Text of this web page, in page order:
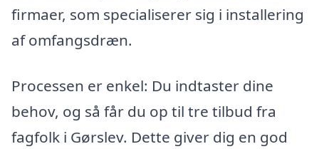
firmaer, som specialiserer sig i installering
af omfangsdræn.
Processen er enkel: Du indtaster dine
behov, og så får du op til tre tilbud fra
fagfolk i Gørslev. Dette giver dig en god